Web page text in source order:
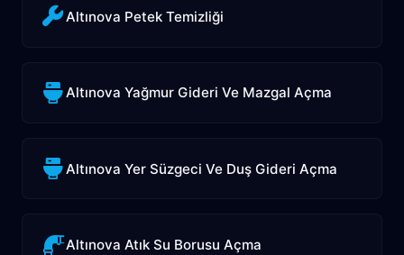
Altınova Petek Temizliği
Altınova Yağmur Gideri Ve Mazgal Açma
Altınova Yer Süzgeci Ve Duş Gideri Açma
Altınova Atık Su Borusu Açma